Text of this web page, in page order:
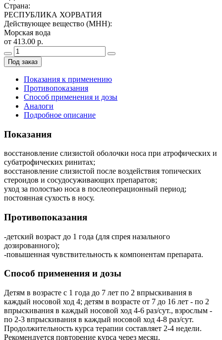
Страна:
РЕСПУБЛИКА ХОРВАТИЯ
Действующее вещество (МНН):
Морская вода
от 413.00 р.
Под заказ
Показания к применению
Противопоказания
Способ применения и дозы
Аналоги
Подробное описание
Показания
восстановление слизистой оболочки носа при атрофических и
субатрофических ринитах;
восстановление слизистой после воздействия топических
стероидов и сосудосуживающих препаратов;
уход за полостью носа в послеоперационный период;
постоянная сухость в носу.
Противопоказания
-детский возраст до 1 года (для спрея назального
дозированного);
-повышенная чувствительность к компонентам препарата.
Способ применения и дозы
Детям в возрасте с 1 года до 7 лет по 2 впрыскивания в
каждый носовой ход 4; детям в возрасте от 7 до 16 лет - по 2
впрыскивания в каждый носовой ход 4-6 раз/сут., взрослым -
по 2-3 впрыскивания в каждый носовой ход 4-8 раз/сут.
Продолжительность курса терапии составляет 2-4 недели.
Рекомендуется повторение курса через месяц.